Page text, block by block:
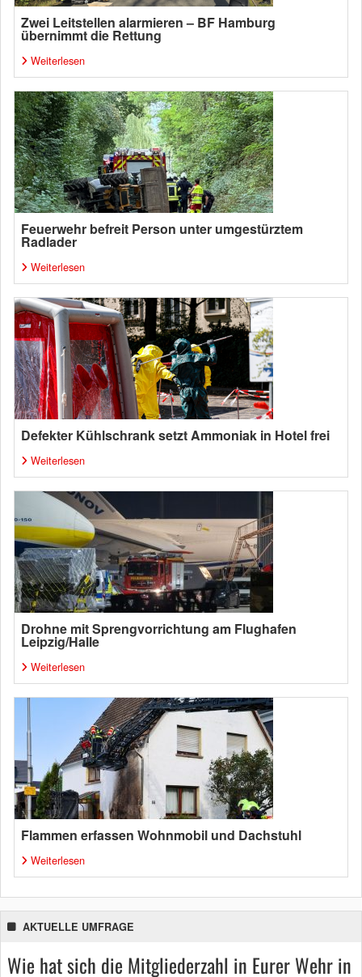
Zwei Leitstellen alarmieren – BF Hamburg
übernimmt die Rettung
Weiterlesen
Feuerwehr befreit Person unter umgestürztem
Radlader
Weiterlesen
Defekter Kühlschrank setzt Ammoniak in Hotel frei
Weiterlesen
Drohne mit Sprengvorrichtung am Flughafen
Leipzig/Halle
Weiterlesen
Flammen erfassen Wohnmobil und Dachstuhl
Weiterlesen
AKTUELLE UMFRAGE
Wie hat sich die Mitgliederzahl in Eurer Wehr in